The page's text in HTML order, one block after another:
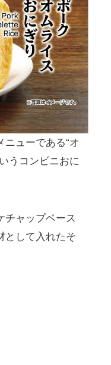
ニューである“オ
うコンビニおに
チャップベース
として入れたそ